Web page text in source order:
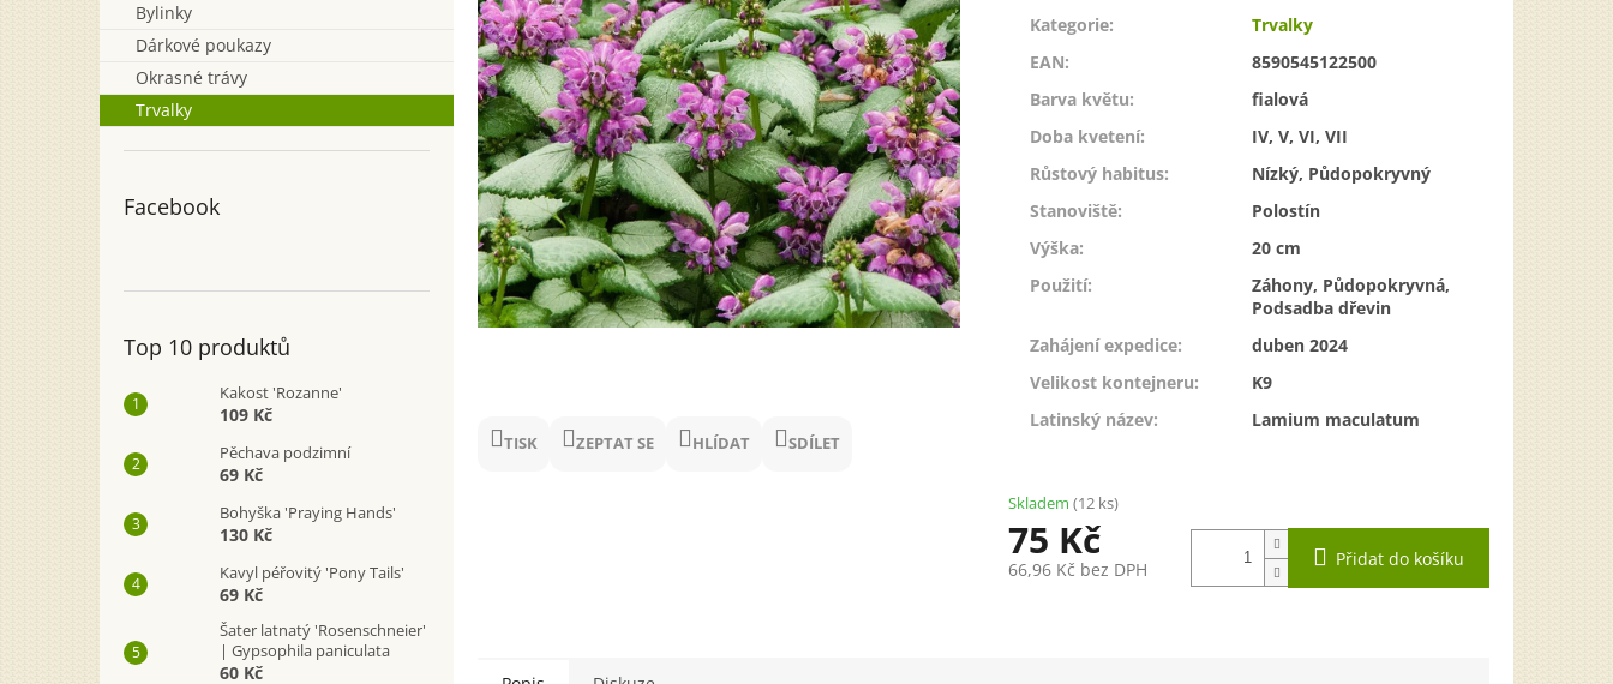
a
n
Bylinky
Dárkové poukazy
Okrasné trávy
Trvalky
Facebook
Top 10 produktů
Kakost 'Rozanne'
109 Kč
Pěchava podzimní
69 Kč
Bohyška 'Praying Hands'
130 Kč
Kavyl péřovitý 'Pony Tails'
69 Kč
Šater latnatý 'Rosenschneier'
| Gypsophila paniculata
60 Kč
TISK ZEPTAT SE HLÍDAT SDÍLET
Kategorie:
Trvalky
EAN:
8590545122500
Barva květu:
fialová
Doba kvetení:
IV, V, VI, VII
Růstový habitus:
Nízký, Půdopokryvný
Stanoviště:
Polostín
Výška:
20 cm
Použití:
Záhony, Půdopokryvná,
Podsadba dřevin
Zahájení expedice:
duben 2024
Velikost kontejneru:
K9
Latinský název: Lamium maculatum
75 Kč
66,96 Kč bez DPH
Skladem (12 ks)
Přidat do košíku